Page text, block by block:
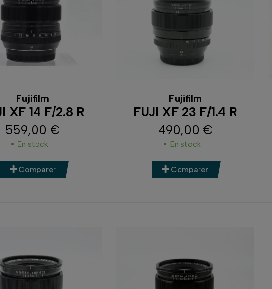
Fujifilm
XF 14 F/2.8 R
Prix
559,00 €
En stock
Comparer
Fujifilm
FUJI XF 23 F/1.4 R
Prix
490,00 €
En stock
Comparer